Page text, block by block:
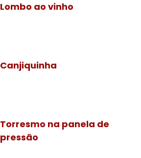
Lombo ao vinho
Canjiquinha
Torresmo na panela de
pressão